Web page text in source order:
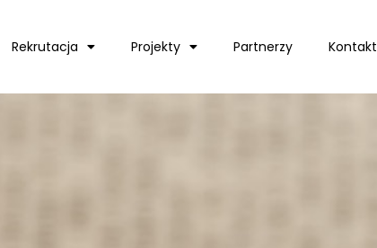
Rekrutacja Projekty Partnerzy Kontakt